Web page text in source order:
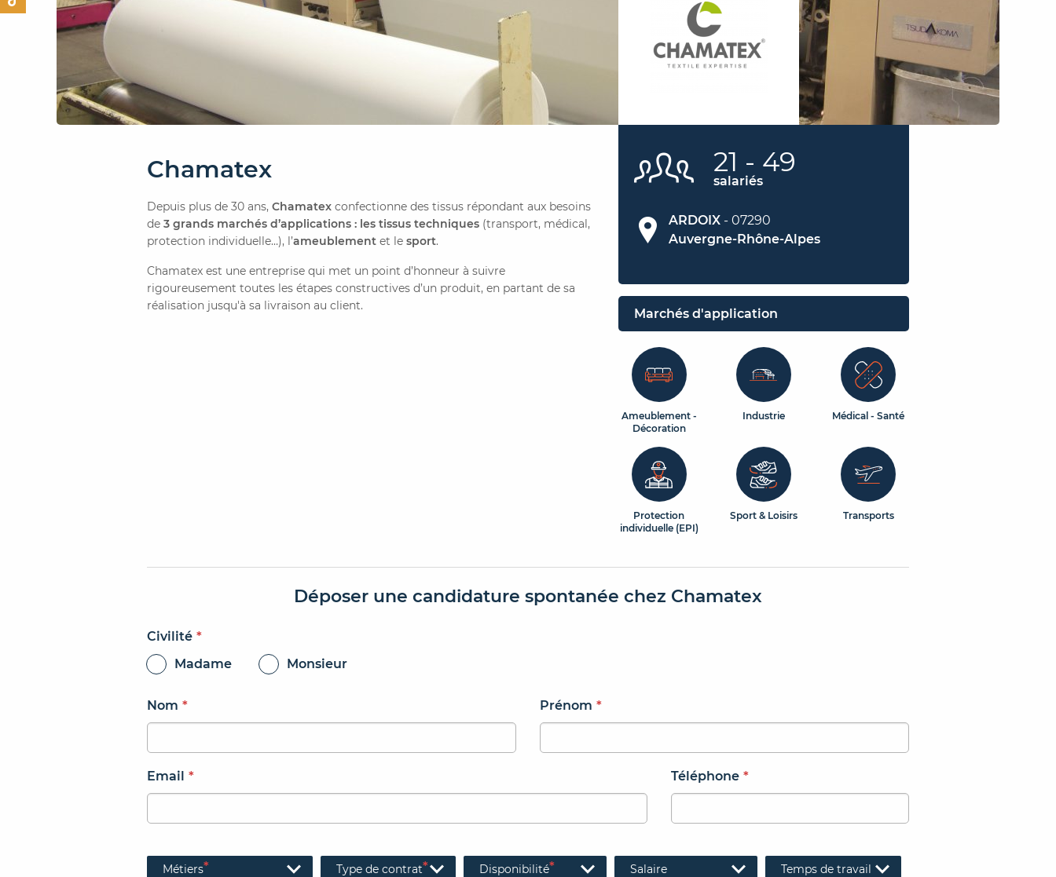
Chamatex
Depuis plus de 30 ans, Chamatex confectionne des tissus répondant aux besoins
de 3 grands marchés d’applications : les tissus techniques (transport, médical,
protection individuelle…), l’ameublement et le sport.
Chamatex est une entreprise qui met un point d’honneur à suivre
rigoureusement toutes les étapes constructives d’un produit, en partant de sa
réalisation jusqu'à sa livraison au client.
21 - 49
salariés
ARDOIX- 07290
Auvergne-Rhône-Alpes
Marchés d'application
Ameublement -
Décoration
Industrie Médical - Santé
Protection
individuelle (EPI)
Sport & Loisirs Transports
Déposer une candidature spontanée chez Chamatex
Civilité *
Madame
Monsieur
Nom * Prénom *
Email * Téléphone *
Métiers* Type de contrat* Disponibilité* Salaire Temps de travail